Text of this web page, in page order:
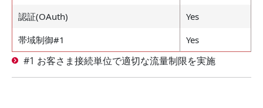
認証(OAuth)
Yes
帯域制御#1
Yes
#1 お客さま接続単位で適切な流量制限を実施